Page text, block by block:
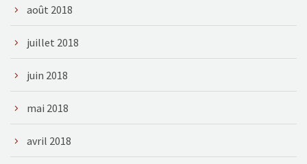
août 2018
juillet 2018
juin 2018
mai 2018
avril 2018